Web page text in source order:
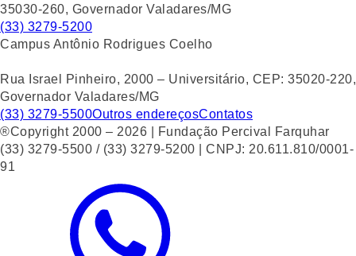
35030-260, Governador Valadares/MG
(33) 3279-5200
Campus Antônio Rodrigues Coelho
Rua Israel Pinheiro, 2000 – Universitário, CEP: 35020-220,
Governador Valadares/MG
(33) 3279-5500Outros endereçosContatos
®Copyright 2000 – 2026 | Fundação Percival Farquhar
(33) 3279-5500 / (33) 3279-5200 | CNPJ: 20.611.810/0001-
91